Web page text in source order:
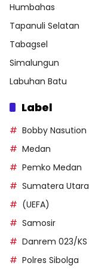
Humbahas
Tapanuli Selatan
Tabagsel
Simalungun
Labuhan Batu
Label
Bobby Nasution
Medan
Pemko Medan
Sumatera Utara
(UEFA)
Samosir
Danrem 023/KS
Polres Sibolga